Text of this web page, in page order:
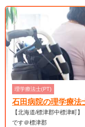
理学療法士(PT)
石田病院の理学療法
【北海道/標津郡中標津町】 リハビリスタッフ在籍あり！病院でのお仕事
です＠標津郡